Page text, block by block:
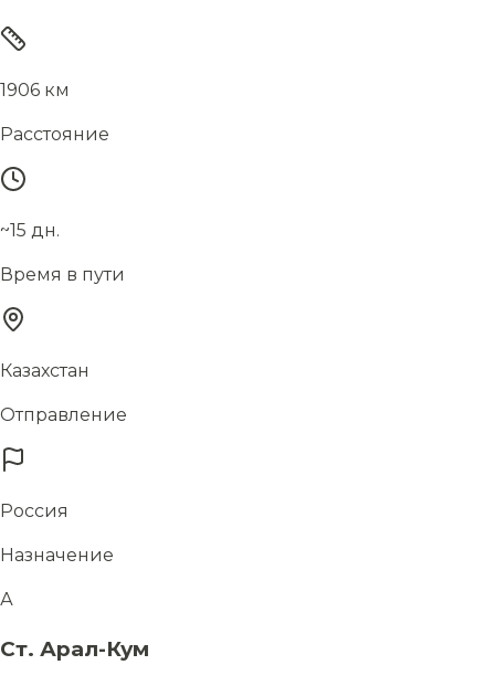
1906 км
Расстояние
~15 дн.
Время в пути
Казахстан
Отправление
Россия
Назначение
А
Ст. Арал-Кум